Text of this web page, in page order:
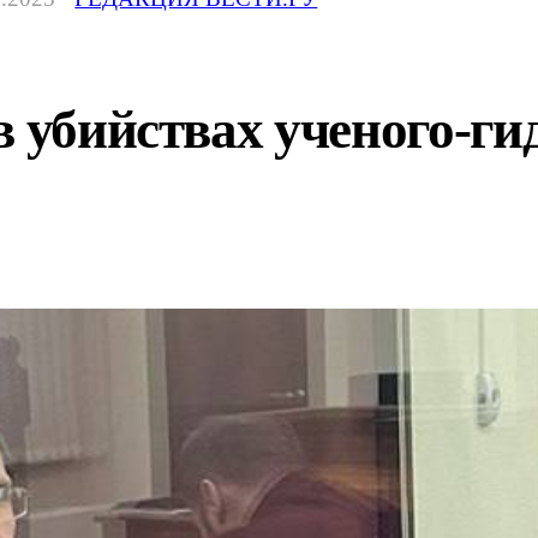
убийствах ученого-